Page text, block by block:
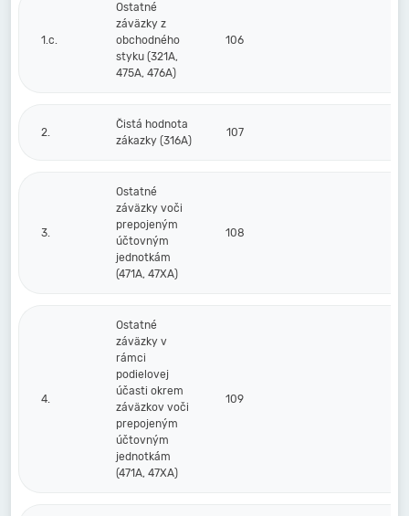
1.c.
Ostatné
záväzky z
obchodného
styku (321A,
475A, 476A)
106
2.
Čistá hodnota
zákazky (316A)
107
3.
Ostatné
záväzky voči
prepojeným
účtovným
jednotkám
(471A, 47XA)
108
4.
Ostatné
záväzky v
rámci
podielovej
účasti okrem
záväzkov voči
prepojeným
účtovným
jednotkám
(471A, 47XA)
109